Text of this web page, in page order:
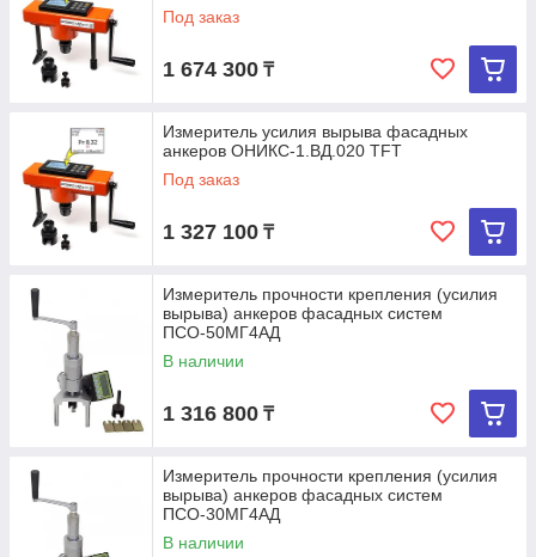
Под заказ
1 674 300 ₸
Измеритель усилия вырыва фасадных
анкеров ОНИКС-1.ВД.020 TFT
Под заказ
1 327 100 ₸
Измеритель прочности крепления (усилия
вырыва) анкеров фасадных систем
ПСО-50МГ4АД
В наличии
1 316 800 ₸
Измеритель прочности крепления (усилия
вырыва) анкеров фасадных систем
ПСО-30МГ4АД
В наличии